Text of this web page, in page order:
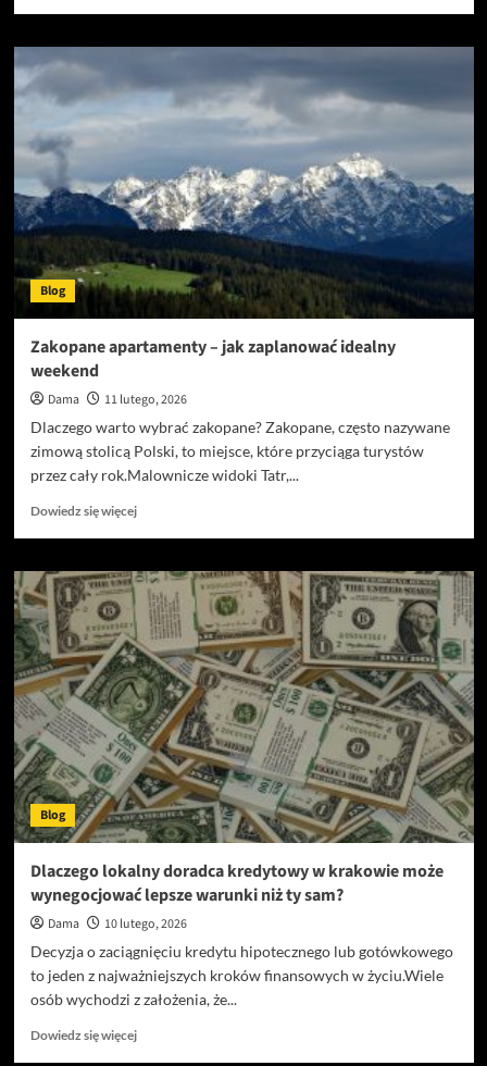
o
bukiety
sezonowe
w
trendy
florystyczne
na
ten
rok
Blog
Zakopane apartamenty – jak zaplanować idealny
weekend
Dama
11 lutego, 2026
Dlaczego warto wybrać zakopane? Zakopane, często nazywane
zimową stolicą Polski, to miejsce, które przyciąga turystów
przez cały rok.Malownicze widoki Tatr,...
Dowiedz się więcejDowiedz
o
Zakopane
apartamenty
–
jak
zaplanować
idealny
weekend
Blog
Dlaczego lokalny doradca kredytowy w krakowie może
wynegocjować lepsze warunki niż ty sam?
Dama
10 lutego, 2026
Decyzja o zaciągnięciu kredytu hipotecznego lub gotówkowego
to jeden z najważniejszych kroków finansowych w życiu.Wiele
osób wychodzi z założenia, że...
Dowiedz się więcejDowiedz